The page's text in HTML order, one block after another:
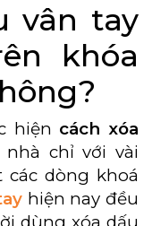
vân tay
khóa
hiện cách xóa
nhà chỉ với vài
dòng khoá
hiện nay đều
dùng xóa dấu